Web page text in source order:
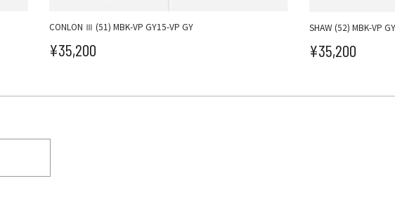
CONLON Ⅲ (51) MBK-VP GY15-VP GY
セール価格
¥35,200
SHAW (52) MBK-VP
セール価格
¥35,200